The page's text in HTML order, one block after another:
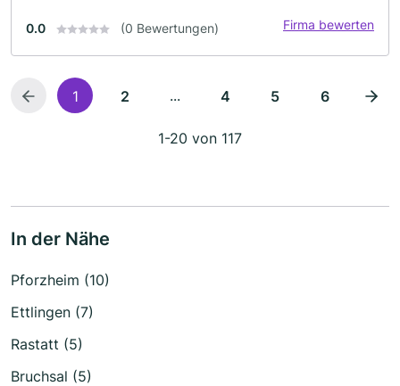
0.0 (0 Bewertungen) Firma bewerten
1 2 ... 4 5 6
1-20 von 117
In der Nähe
Pforzheim (10)
Ettlingen (7)
Rastatt (5)
Bruchsal (5)